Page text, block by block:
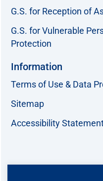
G.S. for Reception of
G.S. for Vulnerable
Protection
Information
Terms of Use & Data
Sitemap
Accessibility